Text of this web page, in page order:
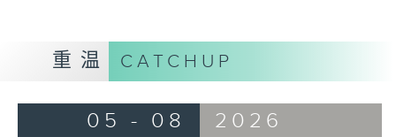
重温 CATCHUP
05 - 08 2026